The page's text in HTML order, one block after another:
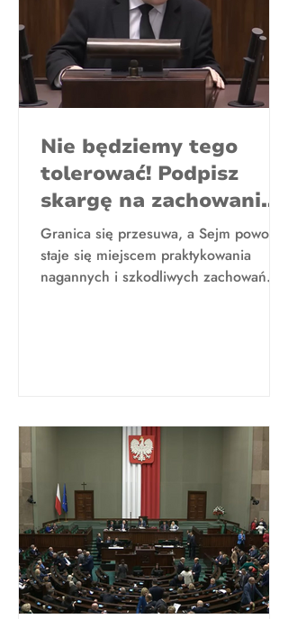
Nie będziemy tego
tolerować! Podpisz
skargę na zachowanie
posła Jarosława
Kaczyńskiego
Granica się przesuwa, a Sejm powoli
staje się miejscem praktykowania
nagannych i szkodliwych zachowań.